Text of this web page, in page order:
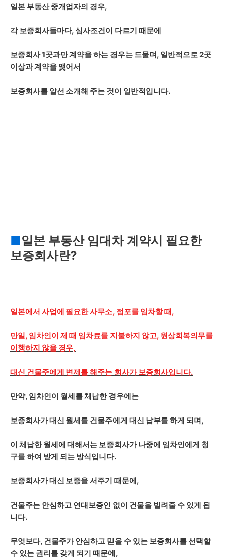
일본 부동산 중개업자의 경우,
각 보증회사들마다, 심사조건이 다르기 때문에
보증회사 1곳과만 계약을 하는 경우는 드물며, 일반적으로 2곳
이상과 계약을 맺어서
보증회사를 알선 소개해 주는 것이 일반적입니다.
■일본 부동산 임대차 계약시 필요한
보증회사란?
일본에서 사업에 필요한 사무소, 점포를 임차할 때,
만일, 임차인이 제 때 임차료를 지불하지 않고, 원상회복의무를
이행하지 않을 경우,
대신 건물주에게 변제를 해주는 회사가 보증회사입니다.
만약, 임차인이 월세를 체납한 경우에는
보증회사가 대신 월세를 건물주에게 대신 납부를 하게 되며,
이 체납한 월세에 대해서는 보증회사가 나중에 임차인에게 청
구를 하여 받게 되는 방식입니다.
보증회사가 대신 보증을 서주기 때문에,
건물주는 안심하고 연대보증인 없이 건물을 빌려줄 수 있게 됩
니다.
무엇보다, 건물주가 안심하고 믿을 수 있는 보증회사를 선택할
수 있는 권리를 갖게 되기 때문에,